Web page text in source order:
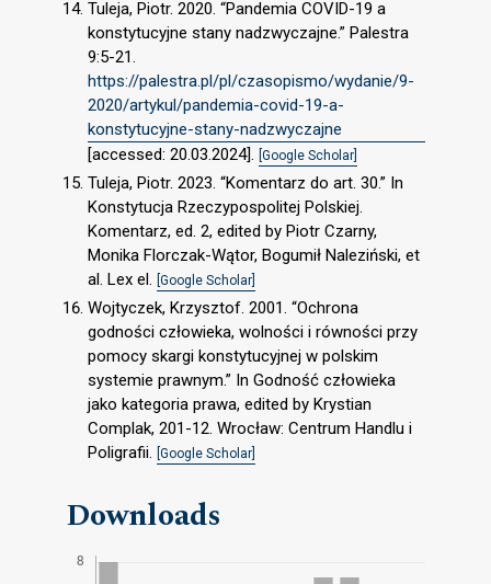
Tuleja, Piotr. 2020. “Pandemia COVID-19 a
konstytucyjne stany nadzwyczajne.” Palestra
9:5-21.
https://palestra.pl/pl/czasopismo/wydanie/9-
2020/artykul/pandemia-covid-19-a-
konstytucyjne-stany-nadzwyczajne
[accessed: 20.03.2024]. [Google Scholar]
Tuleja, Piotr. 2023. “Komentarz do art. 30.” In
Konstytucja Rzeczypospolitej Polskiej.
Komentarz, ed. 2, edited by Piotr Czarny,
Monika Florczak-Wątor, Bogumił Naleziński, et
al. Lex el. [Google Scholar]
Wojtyczek, Krzysztof. 2001. “Ochrona
godności człowieka, wolności i równości przy
pomocy skargi konstytucyjnej w polskim
systemie prawnym.” In Godność człowieka
jako kategoria prawa, edited by Krystian
Complak, 201-12. Wrocław: Centrum Handlu i
Poligrafii. [Google Scholar]
Downloads